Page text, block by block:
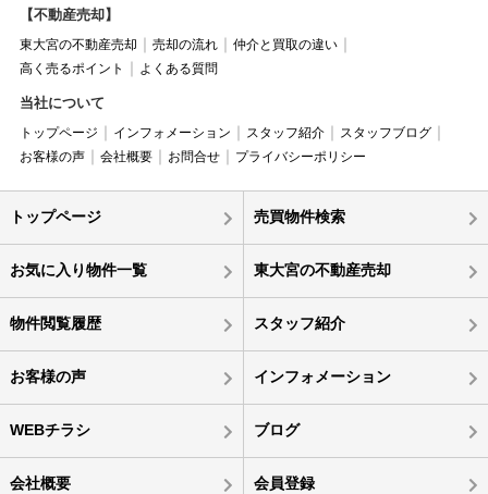
【不動産売却】
東大宮の不動産売却 売却の流れ
仲介と買取の違い
高く売るポイント
よくある質問
当社について
トップページ インフォメーション スタッフ紹介
スタッフブログ
お客様の声
会社概要 お問合せ プライバシーポリシー
トップページ 売買物件検索
お気に入り物件一覧 東大宮の不動産売却
物件閲覧履歴 スタッフ紹介
お客様の声 インフォメーション
WEBチラシ ブログ
会社概要 会員登録